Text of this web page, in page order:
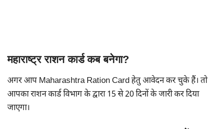
महाराष्ट्र राशन कार्ड कब बनेगा?
अगर आप Maharashtra Ration Card हेतु आवेदन कर चुके हैं। तो
आपका राशन कार्ड विभाग के द्वारा 15 से 20 दिनों के जारी कर दिया
जाएगा।